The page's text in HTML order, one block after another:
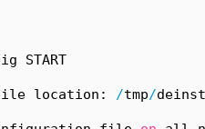
START
location: /tmp/